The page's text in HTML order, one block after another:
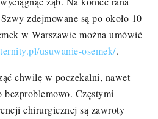
zdejmowane są po około 10
w Warszawie można umówić
usuwanie-osemek/.
chwilę w poczekalni, nawet
bezproblemowo. Częstymi
chirurgicznej są zawroty